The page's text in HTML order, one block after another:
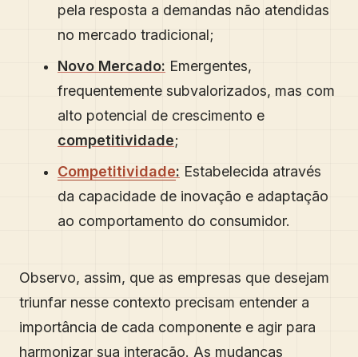
pela resposta a demandas não atendidas
no mercado tradicional;
Novo Mercado: Emergentes,
frequentemente subvalorizados, mas com
alto potencial de crescimento e
competitividade;
Competitividade: Estabelecida através
da capacidade de inovação e adaptação
ao comportamento do consumidor.
Observo, assim, que as empresas que desejam
triunfar nesse contexto precisam entender a
importância de cada componente e agir para
harmonizar sua interação. As mudanças